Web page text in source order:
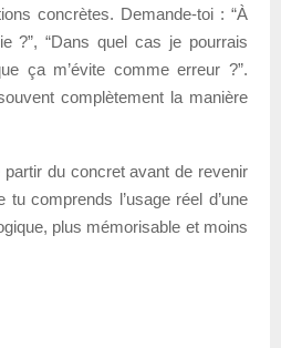
concrètes. Demande-toi : “À
?”, “Dans quel cas je pourrais
ça m’évite comme erreur ?”.
complètement la manière
partir du concret avant de revenir
comprends l’usage réel d’une
plus mémorisable et moins